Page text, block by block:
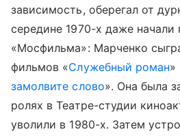
зависимость, оберегал от
середине 1970-х даже начали
«Мосфильма»: Марченко
фильмов «Служебный роман»
замолвите слово». Она была
ролях в Театре-студии
уволили в 1980-х. Затем